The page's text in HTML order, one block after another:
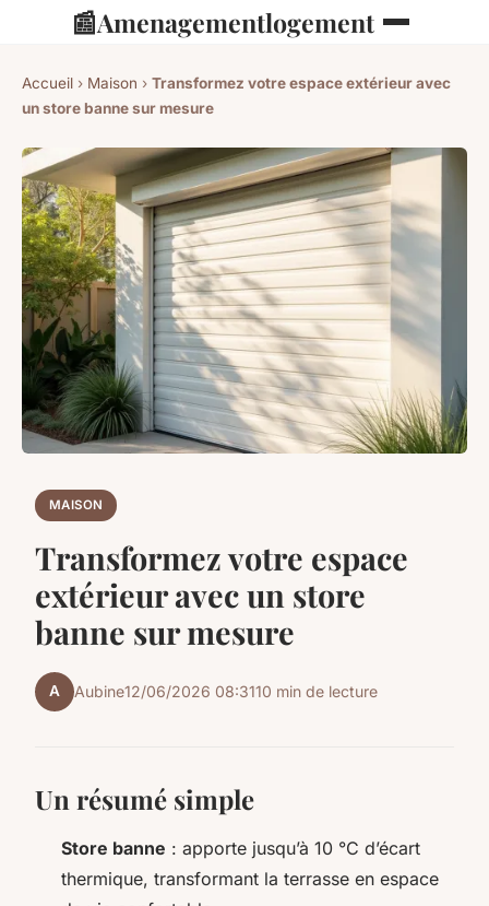
📰Amenagementlogement
Accueil › Maison › Transformez votre espace extérieur avec
un store banne sur mesure
MAISON
Transformez votre espace
extérieur avec un store
banne sur mesure
A Aubine12/06/2026 08:3110 min de lecture
Un résumé simple
Store banne : apporte jusqu’à 10 °C d’écart
thermique, transformant la terrasse en espace